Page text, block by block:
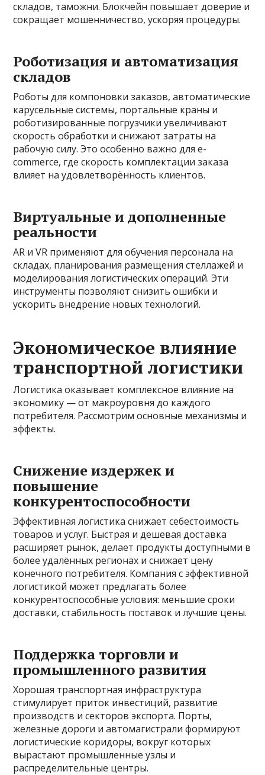
складов, таможни. Блокчейн повышает доверие и
сокращает мошенничество, ускоряя процедуры.
Роботизация и автоматизация
складов
Роботы для компоновки заказов, автоматические
карусельные системы, портальные краны и
роботизированные погрузчики увеличивают
скорость обработки и снижают затраты на
рабочую силу. Это особенно важно для e-
commerce, где скорость комплектации заказа
влияет на удовлетворённость клиентов.
Виртуальные и дополненные
реальности
AR и VR применяют для обучения персонала на
складах, планирования размещения стеллажей и
моделирования логистических операций. Эти
инструменты позволяют снизить ошибки и
ускорить внедрение новых технологий.
Экономическое влияние
транспортной логистики
Логистика оказывает комплексное влияние на
экономику — от макроуровня до каждого
потребителя. Рассмотрим основные механизмы и
эффекты.
Снижение издержек и
повышение
конкурентоспособности
Эффективная логистика снижает себестоимость
товаров и услуг. Быстрая и дешевая доставка
расширяет рынок, делает продукты доступными в
более удалённых регионах и снижает цену
конечного потребителя. Компания с эффективной
логистикой может предлагать более
конкурентоспособные условия: меньшие сроки
доставки, стабильность поставок и лучшие цены.
Поддержка торговли и
промышленного развития
Хорошая транспортная инфраструктура
стимулирует приток инвестиций, развитие
производств и секторов экспорта. Порты,
железные дороги и автомагистрали формируют
логистические коридоры, вокруг которых
вырастают промышленные узлы и
распределительные центры.